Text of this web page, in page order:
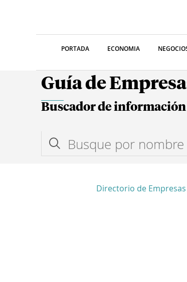
PORTADA ECONOMIA
Guía de
Buscador de información
Directorio de Empresas